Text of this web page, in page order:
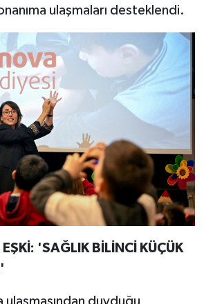
ulaşmaları desteklendi.
'SAĞLIK BİLİNCİ KÜÇÜK